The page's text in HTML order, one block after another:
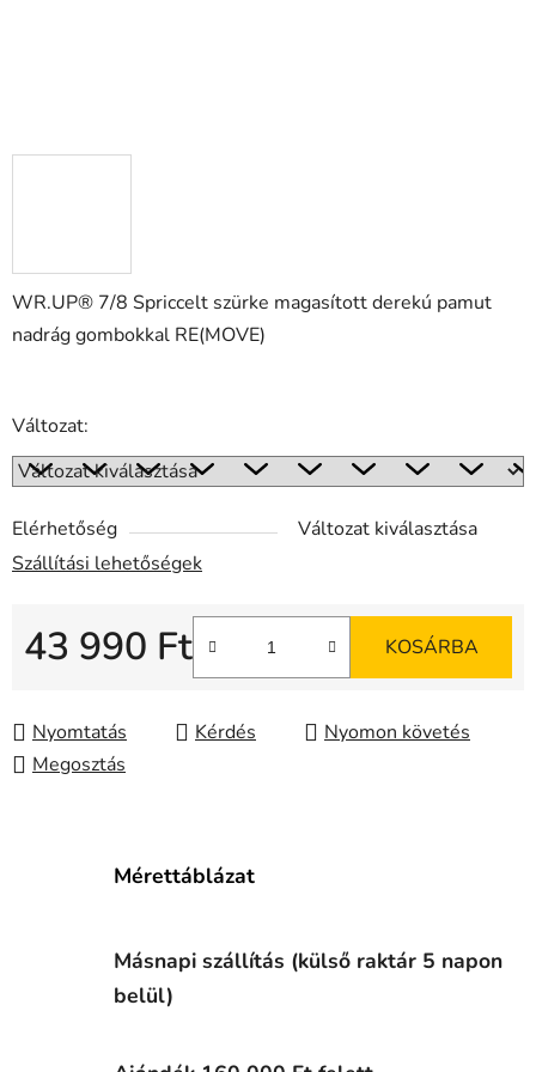
WR.UP® 7/8 Spriccelt szürke magasított derekú pamut
nadrág gombokkal RE(MOVE)
Változat:
Elérhetőség
Változat kiválasztása
Szállítási lehetőségek
43 990 Ft KOSÁRBA
Nyomtatás Kérdés
Nyomon követés
Megosztás
Mérettáblázat
Másnapi szállítás (külső raktár 5 napon
belül)